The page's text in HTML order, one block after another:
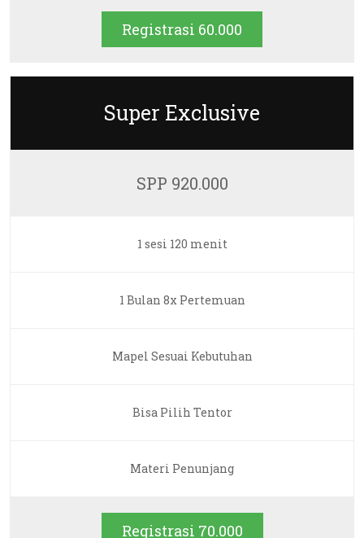
Registrasi 60.000
Super Exclusive
SPP 920.000
1 sesi 120 menit
1 Bulan 8x Pertemuan
Mapel Sesuai Kebutuhan
Bisa Pilih Tentor
Materi Penunjang
Registrasi 70.000